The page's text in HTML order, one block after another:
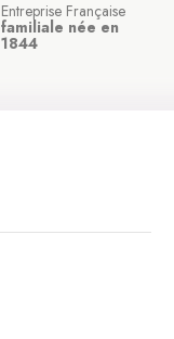
Entreprise Française
familiale née en
1844